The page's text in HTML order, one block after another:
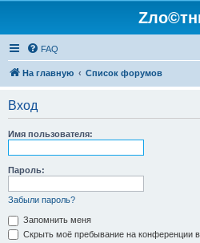
FAQ
На главную Список форумов
Вход
Имя пользователя:
Пароль:
Забыли пароль?
Запомнить меня
Скрыть моё пребывание на конференции в